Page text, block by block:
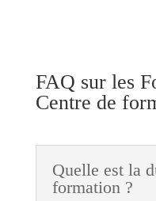
FAQ sur les
Centre de
Quelle est la
formation ?